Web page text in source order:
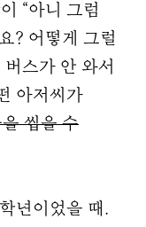
“아니 그럼
? 어떻게 그럴
스가 안 와서
아저씨가
씹을 수
년이었을 때.